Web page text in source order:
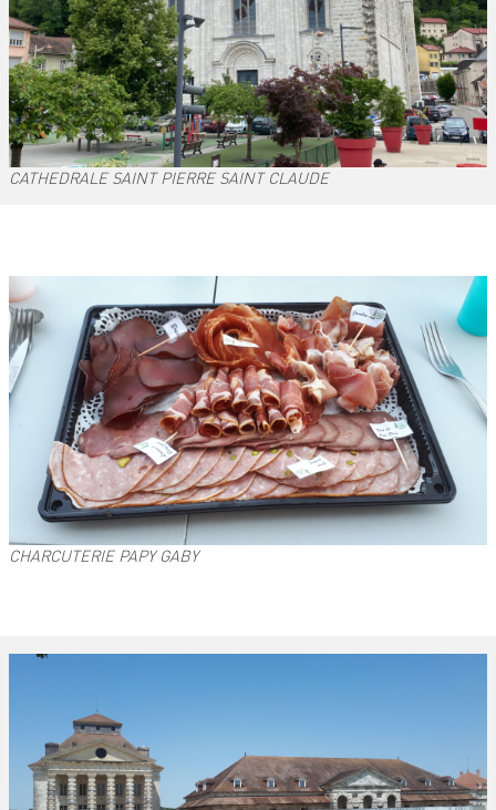
CATHEDRALE SAINT PIERRE SAINT CLAUDE
CHARCUTERIE PAPY GABY